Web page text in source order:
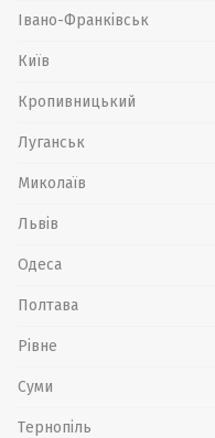
Івано-Франківськ
Київ
Кропивницький
Луганськ
Миколаїв
Львів
Одеса
Полтава
Рівне
Суми
Тернопіль